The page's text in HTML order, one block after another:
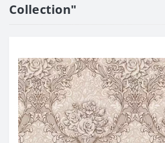
Collection"